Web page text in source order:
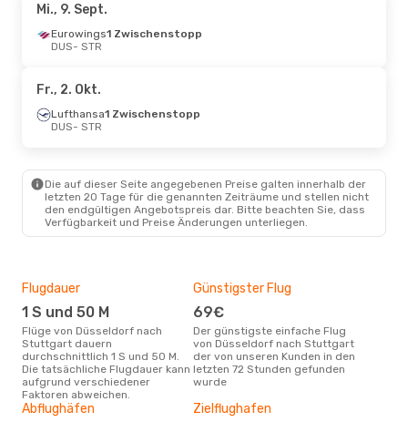
Sa., 29. Aug. - Mo., 31. Aug.
Lufthansa
STR - DUS
DUS
- STR
Lufthansa1 Zwischenstopp
STR- DUS
DUS- STR
Lufthansa
1 Zwischenstopp
STR - DUS
Mi., 9. Sept.
Eurowings1 Zwischenstopp
DUS- STR
Fr., 2. Okt.
Lufthansa1 Zwischenstopp
DUS- STR
Die auf dieser Seite angegebenen Preise galten innerhalb der
letzten 20 Tage für die genannten Zeiträume und stellen nicht
den endgültigen Angebotspreis dar. Bitte beachten Sie, dass
Verfügbarkeit und Preise Änderungen unterliegen.
Flugdauer
1 S und 50 M
Flüge von Düsseldorf nach
Stuttgart dauern
durchschnittlich 1 S und 50 M.
Die tatsächliche Flugdauer kann
aufgrund verschiedener
Faktoren abweichen.
Günstigster Flug
69€
Der günstigste einfache Flug
von Düsseldorf nach Stuttgart
der von unseren Kunden in den
letzten 72 Stunden gefunden
wurde
Abflughäfen Zielflughafen